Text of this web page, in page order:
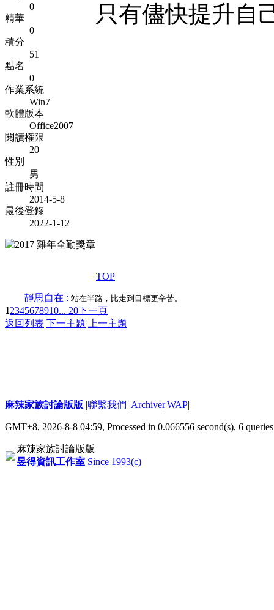
0
精華
0
積分
51
點名
0
作業系統
Win7
軟體版本
Office2007
閱讀權限
20
性別
男
註冊時間
2014-5-8
最後登錄
2022-1-12
只有儘快提升自
TOP
靜思自在 : 站在半路，比走到目標更辛苦。
12345678910... 20下一頁
返回列表 下一主題 上一主題
麻辣家族討論版版 |聯繫我們 |Archiver|WAP|
GMT+8, 2026-8-8 04:59, Processed in 0.066556 second(s), 6
麻辣家族討論版版
昱得資訊工作室 Since 1993(c)